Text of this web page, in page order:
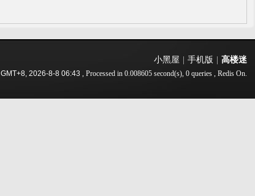
小黑屋 手机版 高楼迷
GMT+8, 2026-8-8 06:43 , Processed in 0.008605 second(s), 0 queries , Redis On.